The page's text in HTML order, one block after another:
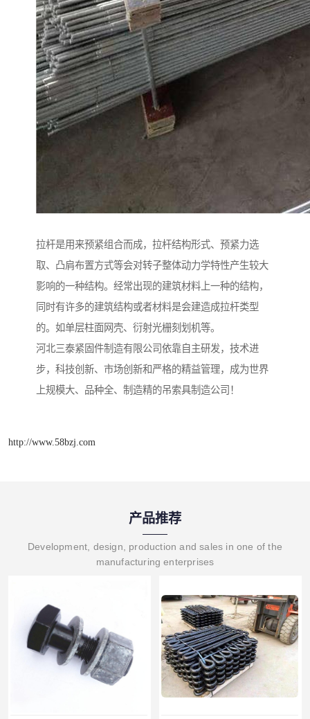
拉杆是用来预紧组合而成，拉杆结构形式、预紧力选
取、凸肩布置方式等会对转子整体动力学特性产生较大
影响的一种结构。经常出现的建筑材料上一种的结构，
同时有许多的建筑结构或者材料是会建造成拉杆类型
的。如单层柱面网壳、衍射光栅刻划机等。
河北三泰紧固件制造有限公司依靠自主研发，技术进
步，科技创新、市场创新和严格的精益管理，成为世界
上规模大、品种全、制造精的吊索具制造公司！
http://www.58bzj.com
产品推荐
Development, design, production and sales in one of the
manufacturing enterprises